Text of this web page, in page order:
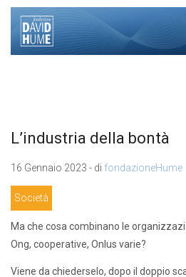
L’industria della bontà
16 Gennaio 2023 - di fondazioneHume
Società
Ma che cosa combinano le
Ong, cooperative, Onlus varie?
Viene da chiederselo, dopo il doppio